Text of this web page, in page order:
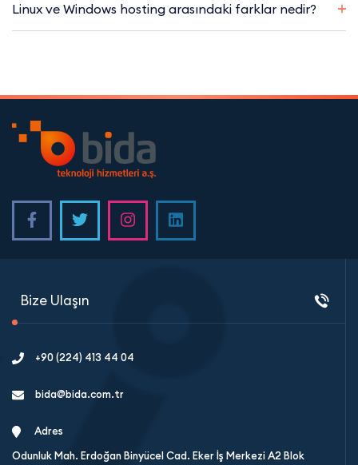
Linux ve Windows hosting arasındaki farklar nedir?
Bize Ulaşın
+90 (224) 413 44 04
bida@bida.com.tr
Adres
Odunluk Mah. Erdoğan Binyücel Cad. Eker İş Merkezi A2 Blok